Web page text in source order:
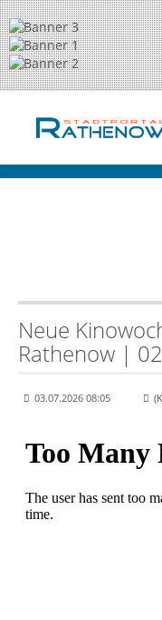
Neue
Rathenow |
03.07.2026 08:05